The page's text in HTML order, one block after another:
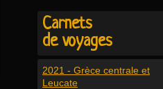
Carnets
de voyages
2021 - Grèce centrale et
Leucate